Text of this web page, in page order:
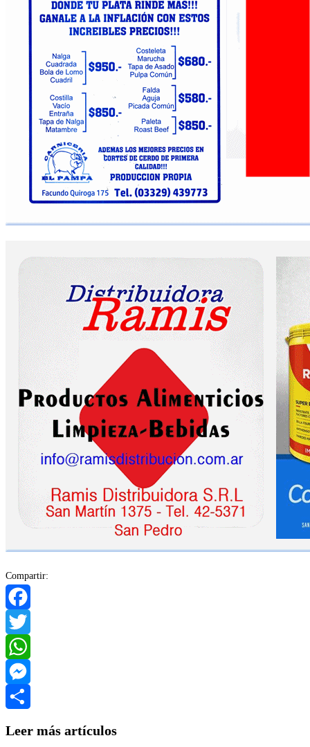
Compartir:
Facebook
Twitter
WhatsApp
Messenger
Leer más artículos